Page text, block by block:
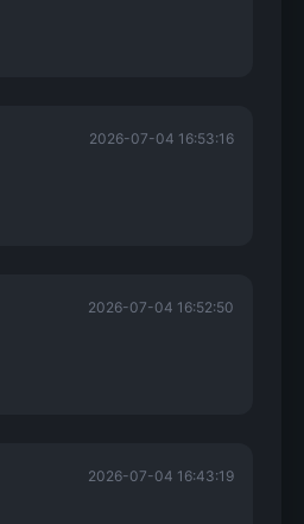
2026-07-04 16:53:16
2026-07-04 16:52:50
2026-07-04 16:43:19